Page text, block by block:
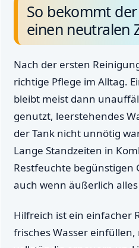
So bekommt
einen neutralen
Nach der ersten
richtige Pflege im Alltag.
bleibt meist dann
genutzt, leerstehendes
der Tank nicht unnötig
Lange Standzeiten in
Restfeuchte begünstigen
auch wenn äußerlich
Hilfreich ist ein einfacher
frisches Wasser